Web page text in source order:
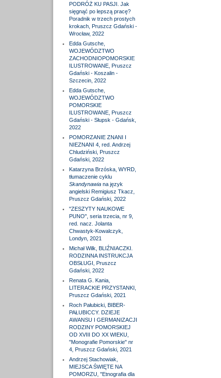
PODRÓŻ KU PASJI. Jak
sięgnąć po lepszą pracę?
Poradnik w trzech prostych
krokach, Pruszcz Gdański -
Wrocław, 2022
Edda Gutsche,
WOJEWÓDZTWO
ZACHODNIOPOMORSKIE
ILUSTROWANE, Pruszcz
Gdański - Koszalin -
Szczecin, 2022
Edda Gutsche,
WOJEWÓDZTWO
POMORSKIE
ILUSTROWANE, Pruszcz
Gdański - Słupsk - Gdańsk,
2022
POMORZANIE ZNANI I
NIEZNANI 4, red. Andrzej
Chludziński, Pruszcz
Gdański, 2022
Katarzyna Brzóska, WYRD,
tłumaczenie cyklu
Skandynawiana język
angielski Remigiusz Tkacz,
Pruszcz Gdański, 2022
"ZESZYTY NAUKOWE
PUNO", seria trzecia, nr 9,
red. nacz. Jolanta
Chwastyk-Kowalczyk,
Londyn, 2021
Michał Wilk, BLIŹNIACZKI.
RODZINNA INSTRUKCJA
OBSŁUGI, Pruszcz
Gdański, 2022
Renata G. Kania,
LITERACKIE PRZYSTANKI,
Pruszcz Gdański, 2021
Roch Pałubicki, BIBER-
PAŁUBICCY. DZIEJE
AWANSU I GERMANIZACJI
RODZINY POMORSKIEJ
OD XVIII DO XX WIEKU,
"Monografie Pomorskie" nr
4, Pruszcz Gdański, 2021
Andrzej Stachowiak,
MIEJSCA ŚWIĘTE NA
POMORZU, "Etnografia dla